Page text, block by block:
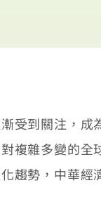
受到關注，成
複雜多變的全
趨勢，中華經